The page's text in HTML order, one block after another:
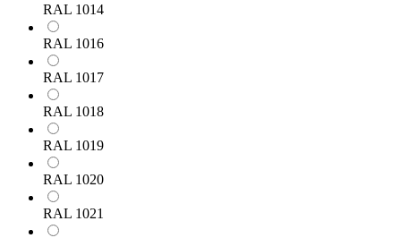
RAL 1014
RAL 1016
RAL 1017
RAL 1018
RAL 1019
RAL 1020
RAL 1021